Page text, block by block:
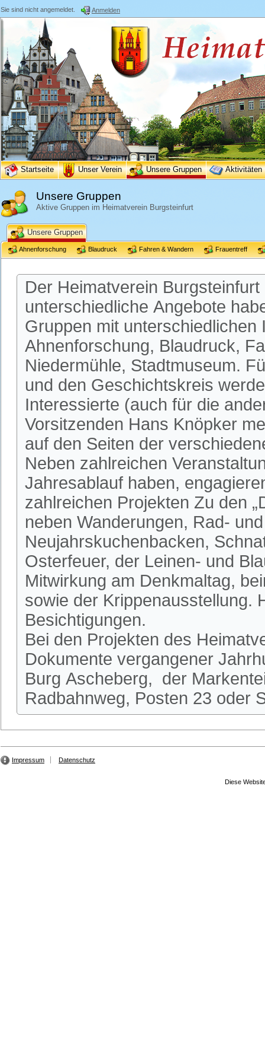
Sie sind nicht angemeldet. Anmelden
Startseite Unser Verein Unsere Gruppen Aktivitäten
Unsere Gruppen
Aktive Gruppen im Heimatverein Burgsteinfurt
Unsere Gruppen
Ahnenforschung Blaudruck Fahren & Wandern Frauentreff
Der Heimatverein
unterschiedliche Angebote
Gruppen mit
Ahnenforschung, Blaudruck,
Niedermühle, Stadtmuseum.
und den Geschichtskreis
Interessierte (auch für die
Vorsitzenden Hans Knöpker
auf den Seiten der
Neben zahlreichen
Jahresablauf haben,
zahlreichen Projekten Zu den
neben Wanderungen, Rad-
Neujahrskuchenbacken,
Osterfeuer, der Leinen- und
Mitwirkung am Denkmaltag,
sowie der Krippenausstellung.
Besichtigungen.
Bei den Projekten des
Dokumente vergangener
Burg Ascheberg, der
Radbahnweg, Posten 23 oder
Impressum Datenschutz
Diese